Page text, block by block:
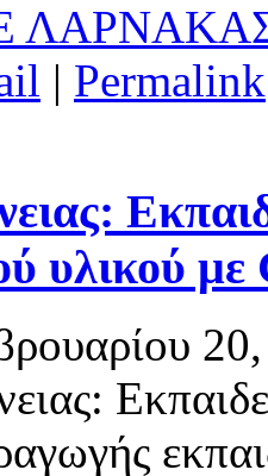
| Permalink
υλικού